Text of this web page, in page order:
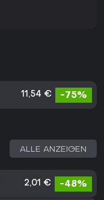
11,54 € -75%
ALLE ANZEIGEN
2,01 € -48%